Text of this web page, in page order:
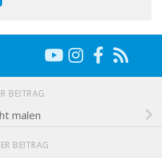
BEITRAG
malen
BEITRAG